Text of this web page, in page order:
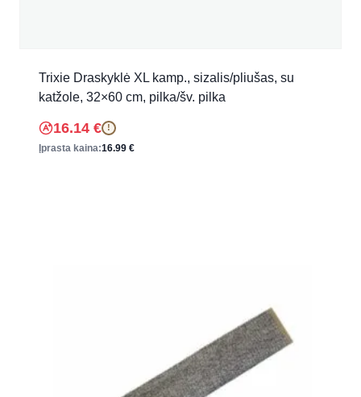
Trixie Draskyklė XL kamp., sizalis/pliušas, su
katžole, 32×60 cm, pilka/šv. pilka
16.14 € !
Įprasta kaina:16.99 €